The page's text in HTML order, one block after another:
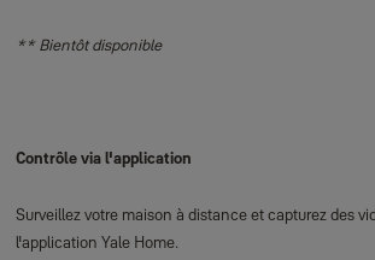
** Bientôt disponible
Contrôle via l'application
Surveillez votre maison à distance et capturez des
l'application Yale Home.